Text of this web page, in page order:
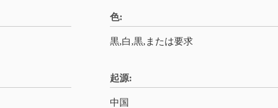
色:
黒,白,黒,または要求
起源:
中国